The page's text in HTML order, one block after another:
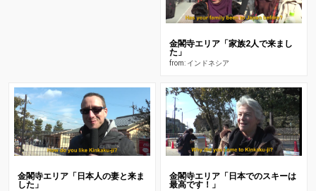
金閣寺エリア「家族2人で来まし
た」
from: インドネシア
金閣寺エリア「日本人の妻と来ま
した」
金閣寺エリア「日本でのスキーは
最高です！」